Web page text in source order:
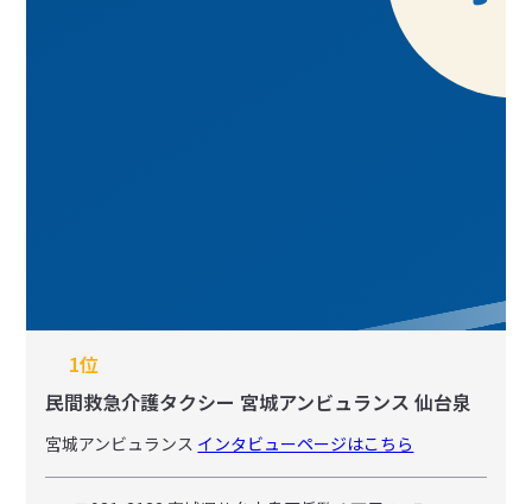
1位
民間救急介護タクシー 宮城アンビュランス 仙台泉
宮城アンビュランス インタビューページはこちら